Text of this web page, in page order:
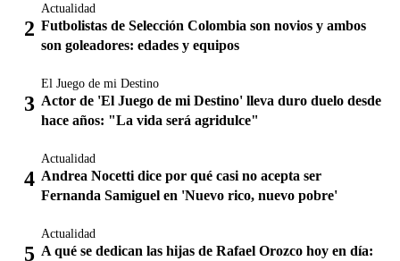
Actualidad
Futbolistas de Selección Colombia son novios y ambos
son goleadores: edades y equipos
El Juego de mi Destino
Actor de 'El Juego de mi Destino' lleva duro duelo desde
hace años: "La vida será agridulce"
Actualidad
Andrea Nocetti dice por qué casi no acepta ser
Fernanda Samiguel en 'Nuevo rico, nuevo pobre'
Actualidad
A qué se dedican las hijas de Rafael Orozco hoy en día: